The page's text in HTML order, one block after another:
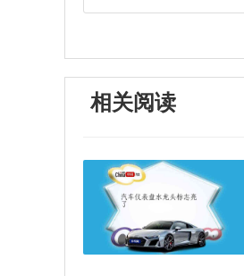
相关阅读